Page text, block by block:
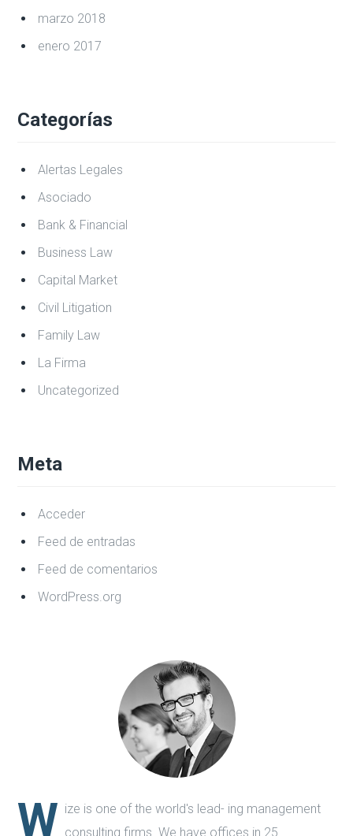
marzo 2018
enero 2017
Categorías
Alertas Legales
Asociado
Bank & Financial
Business Law
Capital Market
Civil Litigation
Family Law
La Firma
Uncategorized
Meta
Acceder
Feed de entradas
Feed de comentarios
WordPress.org
W ize is one of the world's lead- ing management
consulting firms. We have offices in 25